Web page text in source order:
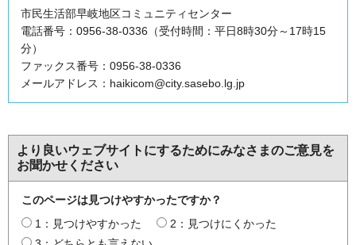
市民生活部早岐地区コミュニティセンター
電話番号：0956-38-0336（受付時間：平日8時30分～17時15
分）
ファックス番号：0956-38-0336
メールアドレス：haikicom@city.sasebo.lg.jp
より良いウェブサイトにするためにみなさまのご意見を
お聞かせください
このページは見つけやすかったですか？
1：見つけやすかった
2：見つけにくかった